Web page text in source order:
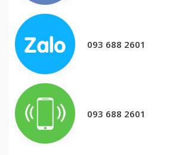
093 688 2601
093 688 2601